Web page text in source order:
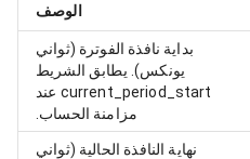
الوصف
بداية نافذة الفوترة (ثواني
يونكس). يطابق الشريط
current_period_start عند
مزامنة الحساب.
نهاية النافذة الحالية (ثواني